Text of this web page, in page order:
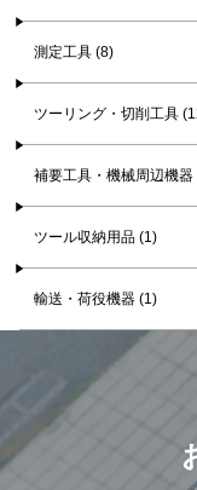
測定工具 (8)
ツーリング・切削工具
補要工具・機械周辺機器
ツール収納用品 (1)
輸送・荷役機器 (1)